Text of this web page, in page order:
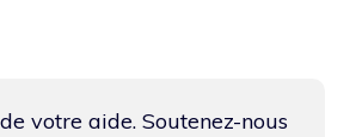
votre aide. Soutenez-nous